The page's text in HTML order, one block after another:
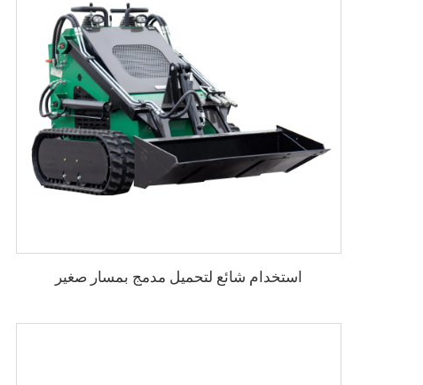
استخدام شائع لتحميل مدمج بمسار صغير